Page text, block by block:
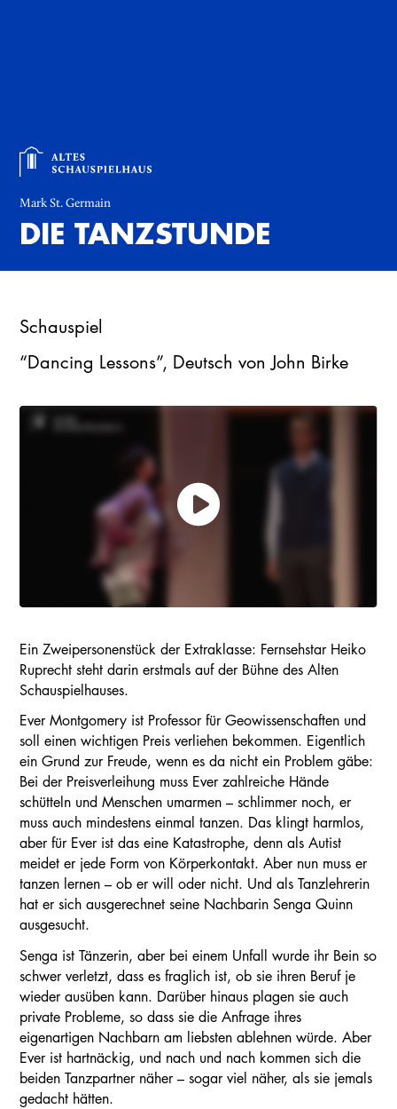
Mark St. Germain
DIE TANZSTUNDE
Schauspiel
“Dancing Lessons”, Deutsch von John Birke
Ein Zweipersonenstück der Extraklasse: Fernsehstar Heiko
Ruprecht steht darin erstmals auf der Bühne des Alten
Schauspielhauses.
Ever Montgomery ist Professor für Geowissenschaften und
soll einen wichtigen Preis verliehen bekommen. Eigentlich
ein Grund zur Freude, wenn es da nicht ein Problem gäbe:
Bei der Preisverleihung muss Ever zahlreiche Hände
schütteln und Menschen umarmen – schlimmer noch, er
muss auch mindestens einmal tanzen. Das klingt harmlos,
aber für Ever ist das eine Katastrophe, denn als Autist
meidet er jede Form von Körperkontakt. Aber nun muss er
tanzen lernen – ob er will oder nicht. Und als Tanzlehrerin
hat er sich ausgerechnet seine Nachbarin Senga Quinn
ausgesucht.
Senga ist Tänzerin, aber bei einem Unfall wurde ihr Bein so
schwer verletzt, dass es fraglich ist, ob sie ihren Beruf je
wieder ausüben kann. Darüber hinaus plagen sie auch
private Probleme, so dass sie die Anfrage ihres
eigenartigen Nachbarn am liebsten ablehnen würde. Aber
Ever ist hartnäckig, und nach und nach kommen sich die
beiden Tanzpartner näher – sogar viel näher, als sie jemals
gedacht hätten.